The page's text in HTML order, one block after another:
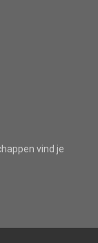
vind je